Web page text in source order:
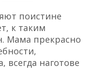
поистине
к таким
Мама прекрасно
всегда наготове